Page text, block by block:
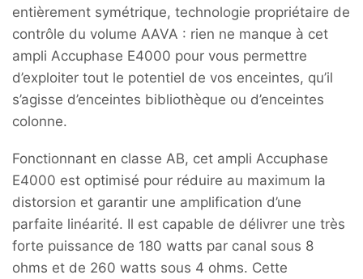
entièrement symétrique, technologie propriétaire de
contrôle du volume AAVA : rien ne manque à cet
ampli Accuphase E4000 pour vous permettre
d’exploiter tout le potentiel de vos enceintes, qu’il
s’agisse d’enceintes bibliothèque ou d’enceintes
colonne.
Fonctionnant en classe AB, cet ampli Accuphase
E4000 est optimisé pour réduire au maximum la
distorsion et garantir une amplification d’une
parfaite linéarité. Il est capable de délivrer une très
forte puissance de 180 watts par canal sous 8
ohms et de 260 watts sous 4 ohms. Cette